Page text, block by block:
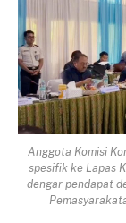
Anggota Komisi
spesifik ke Lapas
dengar pendapat